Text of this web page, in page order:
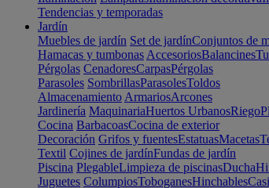
Tendencias y temporadas
Jardín
Muebles de jardín Set de jardínConjuntos de
Hamacas y tumbonas AccesoriosBalancines
Pérgolas CenadoresCarpasPérgolas
Parasoles SombrillasParasolesToldos
Almacenamiento ArmariosArcones
Jardinería MaquinariaHuertos UrbanosRiego
Cocina BarbacoasCocina de exterior
Decoración Grifos y fuentesEstatuasMacetas
Textil Cojines de jardínFundas de jardín
Piscina PlegableLimpieza de piscinasDucha
Juguetes ColumpiosToboganesHinchables